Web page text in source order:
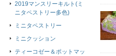
2019マンスリーキルト(ミ
ニタペストリー多色)
ミニタペストリー
ミニクッション
ティーコゼー＆ポットマッ